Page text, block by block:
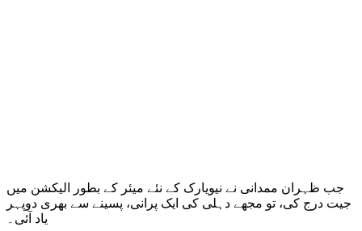
جب ظہران ممدانی نے نیویارک کے نئے میئر کے بطور الیکشن میں
جیت درج کی، تو مجھے دہلی کی ایک پرانی، پسینے سے بھری دوپہر
یاد آئی۔